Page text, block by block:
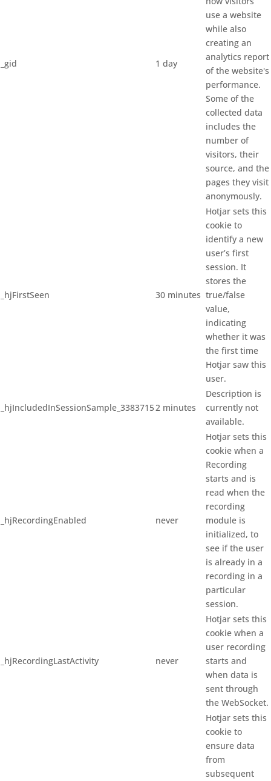
_gid 1 day
use a website
while also
creating an
analytics report
of the website's
performance.
Some of the
collected data
includes the
number of
visitors, their
source, and the
pages they visit
anonymously.
_hjFirstSeen 30 minutes
Hotjar sets this
cookie to
identify a new
user’s first
session. It
stores the
true/false
value,
indicating
whether it was
the first time
Hotjar saw this
user.
_hjIncludedInSessionSample_33837152 minutes
Description is
currently not
available.
_hjRecordingEnabled never
Hotjar sets this
cookie when a
Recording
starts and is
read when the
recording
module is
initialized, to
see if the user
is already in a
recording in a
particular
session.
_hjRecordingLastActivity never
Hotjar sets this
cookie when a
user recording
starts and
when data is
sent through
the WebSocket.
Hotjar sets this
cookie to
ensure data
from
subsequent